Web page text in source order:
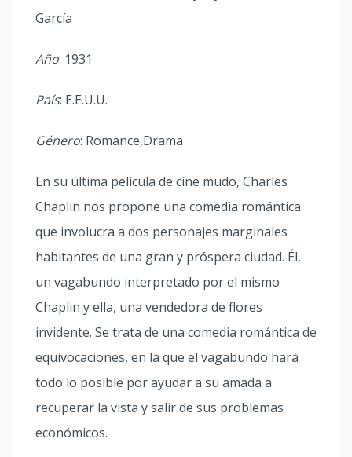
García
Año: 1931
País: E.E.U.U.
Género: Romance,Drama
En su última película de cine mudo, Charles
Chaplin nos propone una comedia romántica
que involucra a dos personajes marginales
habitantes de una gran y próspera ciudad. Él,
un vagabundo interpretado por el mismo
Chaplin y ella, una vendedora de flores
invidente. Se trata de una comedia romántica de
equivocaciones, en la que el vagabundo hará
todo lo posible por ayudar a su amada a
recuperar la vista y salir de sus problemas
económicos.